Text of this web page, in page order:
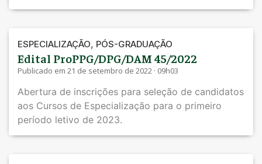
ESPECIALIZAÇÃO, PÓS-GRADUAÇÃO
Edital ProPPG/DPG/DAM 45/2022
Publicado em 21 de setembro de 2022 · 09h03
Abertura de inscrições para seleção de candidatos
aos Cursos de Especialização para o primeiro
período letivo de 2023.